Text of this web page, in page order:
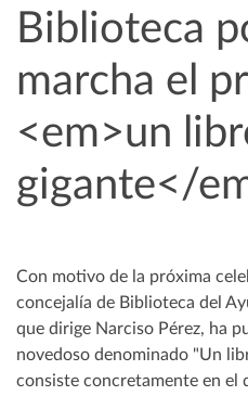
Biblioteca
marcha el
<em>un
gigante</
Con motivo de la próxima
concejalía de Biblioteca del
que dirige Narciso Pérez, ha
novedoso denominado "Un
consiste concretamente en el